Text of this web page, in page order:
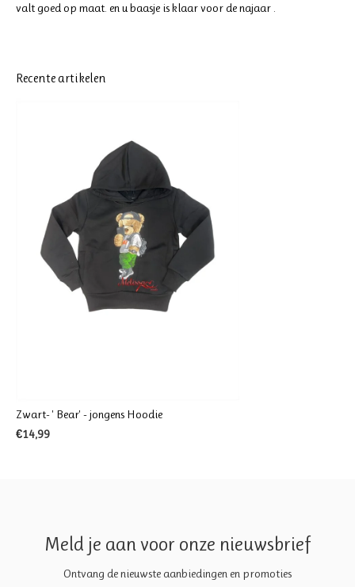
valt goed op maat. en u baasje is klaar voor de najaar .
Recente artikelen
Zwart- ' Bear' - jongens Hoodie
€14,99
Meld je aan voor onze nieuwsbrief
Ontvang de nieuwste aanbiedingen en promoties